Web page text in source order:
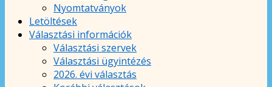
Nyomtatványok
Letöltések
Választási információk
Választási szervek
Választási ügyintézés
2026. évi választás